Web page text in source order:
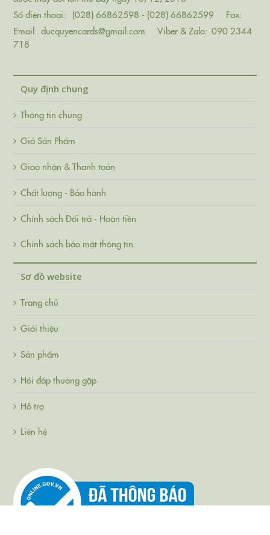
Số điện thoại:
(028) 66862598 - (028) 66862599
Fax:
Email: ducquyencards@gmail.com Viber & Zalo: 090 2344
718
Quy định chung
Thông tin chung
Giá Sản Phẩm
Giao nhận & Thanh toán
Chất lượng - Bảo hành
Chính sách Đổi trả - Hoàn tiền
Chính sách bảo mật thông tin
Sơ đồ website
Trang chủ
Giới thiệu
Sản phẩm
Hỏi đáp thường gặp
Hỗ trợ
Liên hệ